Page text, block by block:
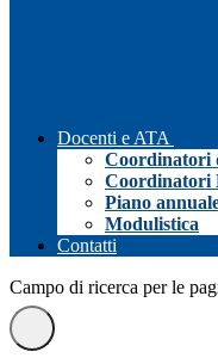
Docenti e ATA
Coordinatori
Coordinatori
Piano
Modulistica
Contatti
Campo di ricerca per le